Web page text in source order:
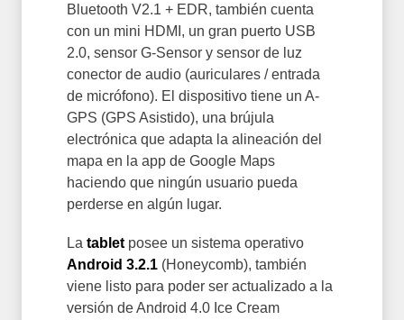
Bluetooth V2.1 + EDR, también cuenta
con un mini HDMI, un gran puerto USB
2.0, sensor G-Sensor y sensor de luz
conector de audio (auriculares / entrada
de micrófono). El dispositivo tiene un A-
GPS (GPS Asistido), una brújula
electrónica que adapta la alineación del
mapa en la app de Google Maps
haciendo que ningún usuario pueda
perderse en algún lugar.
La tablet posee un sistema operativo
Android 3.2.1 (Honeycomb), también
viene listo para poder ser actualizado a la
versión de Android 4.0 Ice Cream